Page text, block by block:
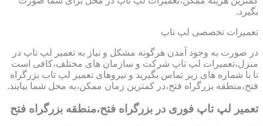
بگیرد.
تعمیرات تخصصی لپ تاپ
در صورت به وجود آمدن هرگونه مشکل و نیاز به تعمیر لپ تاپ در
منزل،تعمیرات لپ تاپ شرکت و سازمان های مختلف،کافی است
تا با شماره های زیر تماس بگیرید و نیروهای تعمیر لپ تاب بزرگراه
فتح،منطقه بزرگراه فتح،در کمترین زمان ممکن،به محل شما بیایند.
تعمیر لپ تاپ فوری در بزرگراه فتح،منطقه بزرگراه فتح